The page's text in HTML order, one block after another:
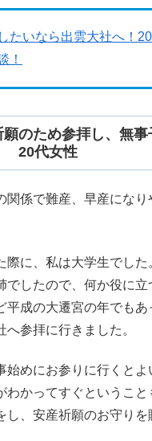
たいなら出雲大社へ！
！
のため参拝し、無
20代女性
関係で難産、早産になり
際に、私は大学生でした
でしたので、何か役に立
平成の大遷宮の年でも
へ参拝に行きました。
始めにお参りに行くと
わかってすぐというこ
し、安産祈願のお守りを